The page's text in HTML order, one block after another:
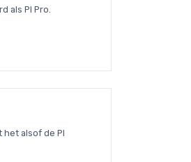
als PI Pro.
het alsof de PI